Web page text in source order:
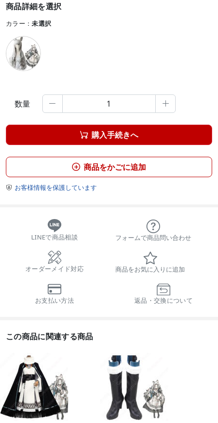
商品詳細を選択
カラー：未選択
数量  
 購入手続きへ
 商品をかごに追加
 お客様情報を保護しています
LINEで商品相談 フォームで商品問い合わせ
オーダーメイド対応 商品をお気に入りに追加
お支払い方法 返品・交換について
この商品に関連する商品